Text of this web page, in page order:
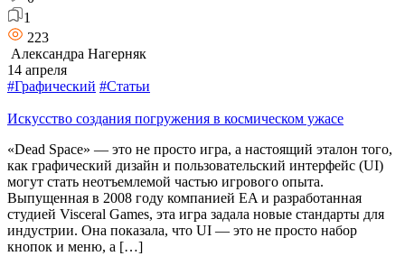
1
223
Александра Нагерняк
14 апреля
#Графический #Статьи
Искусство создания погружения в космическом ужасе
«Dead Space» — это не просто игра, а настоящий эталон того,
как графический дизайн и пользовательский интерфейс (UI)
могут стать неотъемлемой частью игрового опыта.
Выпущенная в 2008 году компанией EA и разработанная
студией Visceral Games, эта игра задала новые стандарты для
индустрии. Она показала, что UI — это не просто набор
кнопок и меню, а […]